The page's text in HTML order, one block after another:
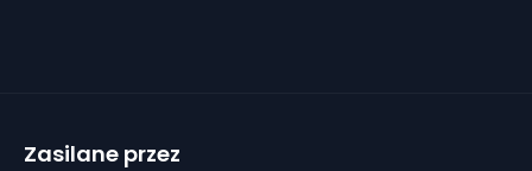
Zasilane przez